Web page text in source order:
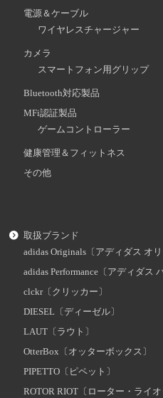
電源＆ケーブル
ワイヤレスチャージャー
カメラ
スマートフォン用グリップ
Bluetooth対応製品
MFi認証製品
ゲームコントローラー
健康管理＆フィットネス
その他
取扱ブランド
adidas Originals〔アディダス オリ
adidas Performance〔アディダス
clckr〔クリッカー〕
DIESEL〔ディーゼル〕
LAUT〔ラウト〕
OtterBox〔オッターボックス〕
PIPETTO〔ピペット〕
ROTOR RIOT〔ローター・ライオ